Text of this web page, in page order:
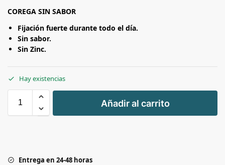
COREGA SIN SABOR
Fijación fuerte durante todo el día.
Sin sabor.
Sin Zinc.
Hay existencias
+
-
Añadir al carrito
Entrega en 24-48 horas